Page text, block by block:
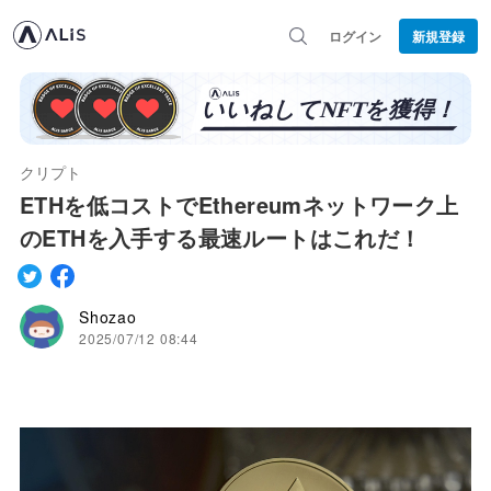
ログイン 新規登録
クリプト
ETHを低コストでEthereumネットワーク上
のETHを入手する最速ルートはこれだ！
Shozao
2025/07/12 08:44